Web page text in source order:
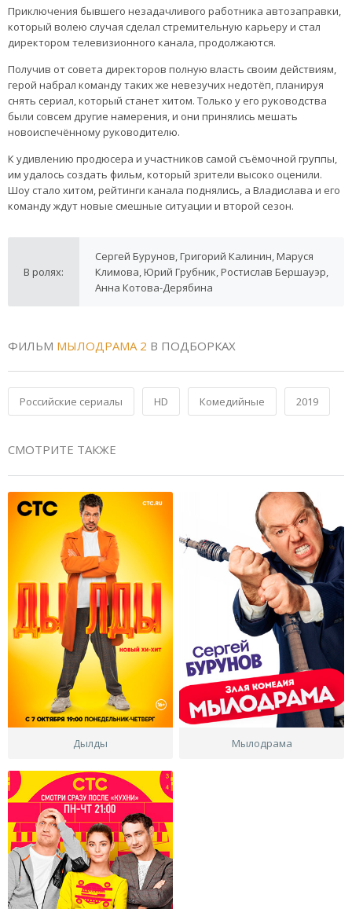
Приключения бывшего незадачливого работника автозаправки,
который волею случая сделал стремительную карьеру и стал
директором телевизионного канала, продолжаются.
Получив от совета директоров полную власть своим действиям,
герой набрал команду таких же невезучих недотёп, планируя
снять сериал, который станет хитом. Только у его руководства
были совсем другие намерения, и они принялись мешать
новоиспечённому руководителю.
К удивлению продюсера и участников самой съёмочной группы,
им удалось создать фильм, который зрители высоко оценили.
Шоу стало хитом, рейтинги канала поднялись, а Владислава и его
команду ждут новые смешные ситуации и второй сезон.
В ролях:
Сергей Бурунов, Григорий Калинин, Маруся
Климова, Юрий Грубник, Ростислав Бершауэр,
Анна Котова-Дерябина
ФИЛЬМ МЫЛОДРАМА 2 В ПОДБОРКАХ
Российские сериалы HD Комедийные 2019
СМОТРИТЕ ТАКЖЕ
Дылды Мылодрама